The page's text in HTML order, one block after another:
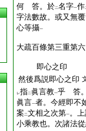
何 答。於二名字一作
字法數故。或又無
心等攝一
大疏百條第三重第六
即心之印
然後爲説即心之印
レ指二 眞言教一乎 答
眞言一者。今經即不
案二文相之次第一。
小乘教也。次諸法